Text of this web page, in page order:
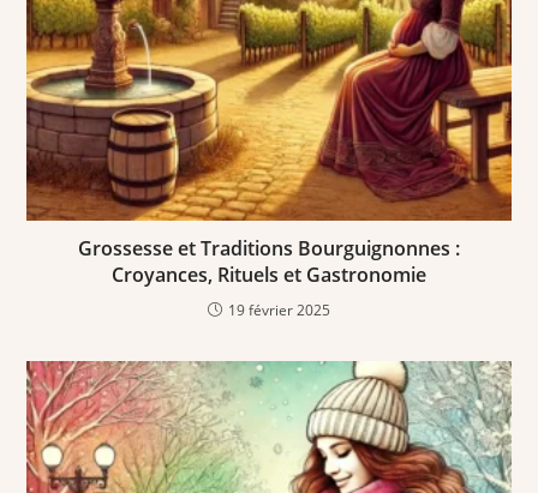
Grossesse et Traditions Bourguignonnes :
Croyances, Rituels et Gastronomie
19 février 2025